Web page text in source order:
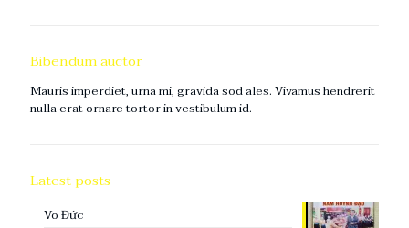
Bibendum auctor
Mauris imperdiet, urna mi, gravida sod ales. Vivamus hendrerit
nulla erat ornare tortor in vestibulum id.
Latest posts
Võ Đức